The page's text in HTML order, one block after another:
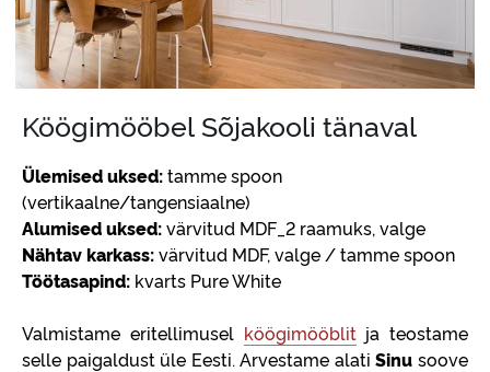
Köögimööbel Sõjakooli tänaval
Ülemised uksed:tamme spoon
(vertikaalne/tangensiaalne)
Alumised uksed:värvitud MDF_2 raamuks, valge
Nähtav karkass:värvitud MDF, valge / tamme spoon
Töötasapind: kvarts Pure White
Valmistame eritellimusel köögimööblitja teostame
selle paigaldust üle Eesti. Arvestame alatiSinu soove